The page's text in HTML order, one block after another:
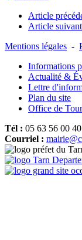
Article
Article suivant
Mentions légales -
Informations
Actualité &
Lettre
Plan du site
Office de
Tél : 05 63 56 00
Courriel :